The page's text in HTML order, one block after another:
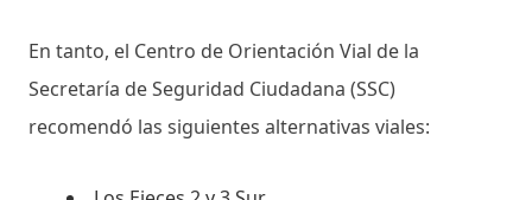
En tanto, el Centro de Orientación Vial de la
Secretaría de Seguridad Ciudadana (SSC)
recomendó las siguientes alternativas viales: